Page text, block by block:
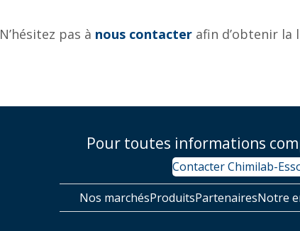
N’hésitez pas à nous contacterafin d’obtenir la
Pour toutes informations
Contacter Chimilab-
Nos marchésProduitsPartenairesNotre